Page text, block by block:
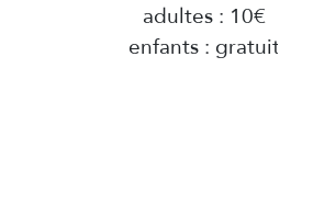
adultes : 10€
enfants : gratuit